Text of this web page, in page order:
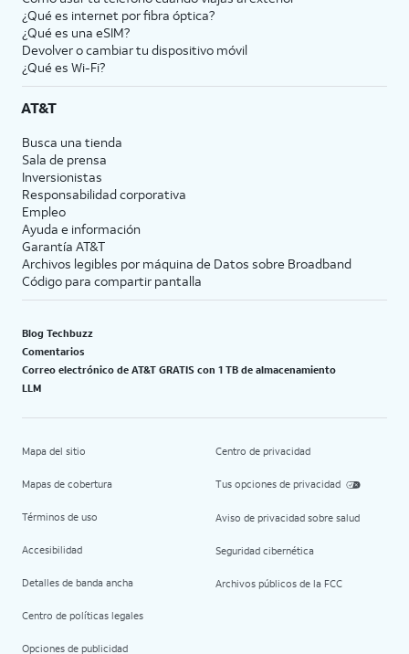
¿Qué es internet por fibra óptica?
¿Qué es una eSIM?
Devolver o cambiar tu dispositivo móvil
¿Qué es Wi-Fi?
AT&T
Busca una tienda
Sala de prensa
Inversionistas
Responsabilidad corporativa
Empleo
Ayuda e información
Garantía AT&T
Archivos legibles por máquina de Datos sobre Broadband
Código para compartir pantalla
Blog Techbuzz
Comentarios
Correo electrónico de AT&T GRATIS con 1 TB de almacenamiento
LLM
Mapa del sitio
Mapas de cobertura
Términos de uso
Accesibilidad
Detalles de banda ancha
Centro de políticas legales
Opciones de publicidad
Centro de privacidad
Tus opciones de privacidad
Aviso de privacidad sobre salud
Seguridad cibernética
Archivos públicos de la FCC